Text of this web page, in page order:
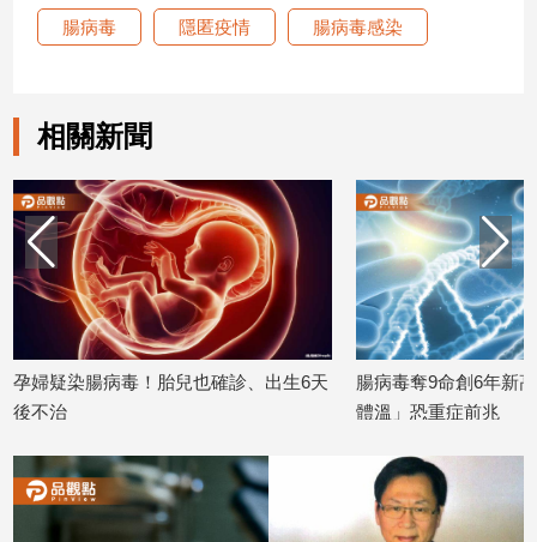
星
聞
時
尚
追
星
生
建
築/
內
設
計
腸病毒 隱匿疫情 腸病毒感染
相關新聞
孕婦疑染腸病毒！胎兒也確診、出生6天
後不治
腸病毒奪9命創6年新
體溫」恐重症前兆